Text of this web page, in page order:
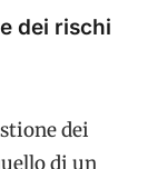
dei rischi
dei
di un